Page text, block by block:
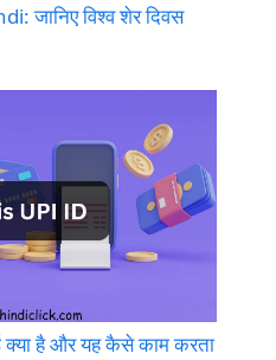
जानिए विश्व शेर दिवस
है और यह कैसे काम करता